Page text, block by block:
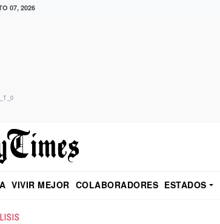
07, 2026
VIVIR MEJOR COLABORADORES ESTADOS